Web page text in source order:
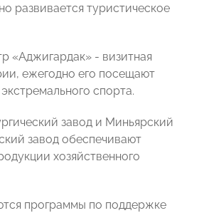
развивается туристическое
«Аджигардак» - визитная
ежегодно его посещают
спорта.
завод и Миньярский
завод обеспечивают
хозяйственного
программы по поддержке